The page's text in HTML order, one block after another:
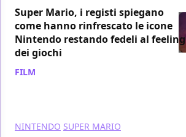
Super Mario, i registi spiegano
come hanno rinfrescato le icone
Nintendo restando fedeli al feeling
dei giochi
FILM
NINTENDO SUPER MARIO